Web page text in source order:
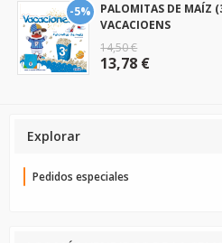
-5%
PALOMITAS DE MAÍZ
VACACIOENS
14,50 €
13,78 €
Explorar
Pedidos especiales